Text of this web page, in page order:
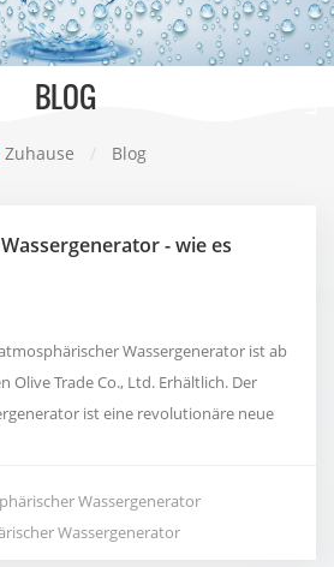
BLOG
Zuhause / Blog
- wie es
Wassergenerator ist ab
Olive Trade Co., Ltd. Erhältlich. Der
ist eine revolutionäre neue
die Luft um uns herum auf und
von Kondensa...
Wassergenerator
Wassergenerator